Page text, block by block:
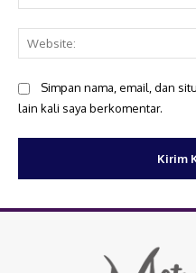
Simpan nama, email, dan
lain kali saya berkomentar.